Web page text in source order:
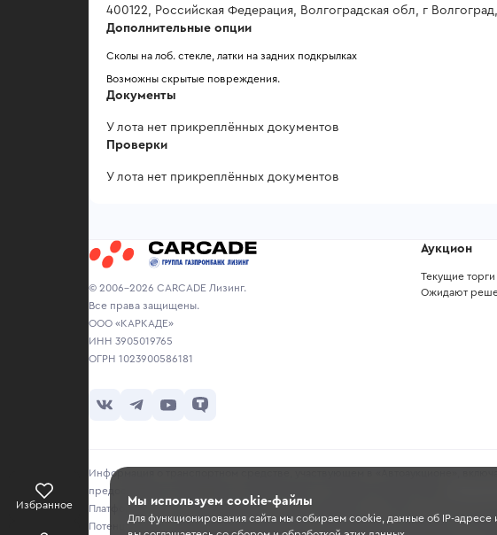
Избранное
400122, Российская Федерация, Волгоградская обл, г
Дополнительные опции
Сколы на лоб. стекле, латки на задних подкрылках
Возможны скрытые повреждения.
Документы
У лота нет прикреплённых документов
Проверки
У лота нет прикреплённых документов
© 2006-2026 CARCADE Лизинг.
Все права защищены.
ООО «КАРКАДЕ»
ИНН 3905019765
ОГРН 1023900586181
Аукцион
Текущие торги
Ожидают
Информация о транспортном средстве, участвующем в «Автоаукционе»,
предоставляется продавцом исключительно в ознакомительных целях.
Платформа не несет ответственности за достоверность, точность и полноту
Потенциальным покупателям рекомендуется самостоятельно проверять
Мы используем cookie-файлы
Для функционирования сайта мы собираем cookie, данные об IP-адресе